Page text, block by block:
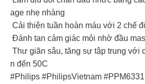
age nhẹ nhàng
Cải thiện tuần hoàn máu với 2 chế
Đánh tan cảm giác mỏi nhờ đầu
Thư giãn sâu, tăng sự tập trung với
n đến 50C
#Philips #PhilipsVietnam